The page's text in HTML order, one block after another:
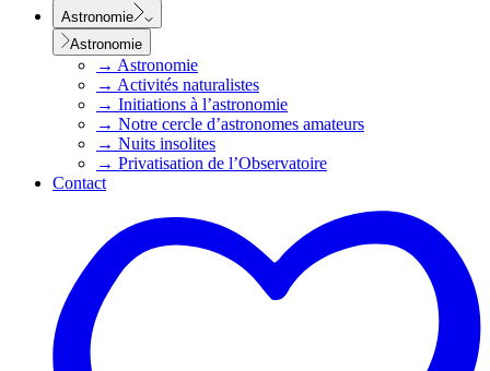
Astronomie
Astronomie
→ Astronomie
→ Activités naturalistes
→ Initiations à l’astronomie
→ Notre cercle d’astronomes amateurs
→ Nuits insolites
→ Privatisation de l’Observatoire
Contact